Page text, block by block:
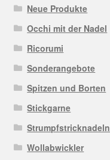
Neue Produkte
Occhi mit der Nadel
Ricorumi
Sonderangebote
Spitzen und Borten
Stickgarne
Strumpfstricknadeln
Wollabwickler